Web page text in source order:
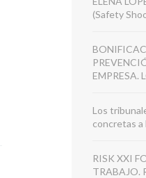
(Safety
EMPRESA.
Los
concretas a
RISK XXI
TRABAJO.